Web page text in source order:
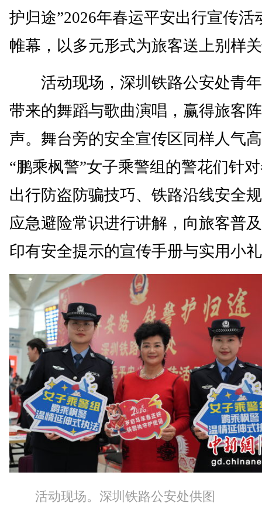
护归途”2026年春运平安出行宣传活
帷幕，以多元形式为旅客送上别样
活动现场，深圳铁路公安处青
带来的舞蹈与歌曲演唱，赢得旅客
声。舞台旁的安全宣传区同样人气
“鹏乘枫警”女子乘警组的警花们针
出行防盗防骗技巧、铁路沿线安全
应急避险常识进行讲解，向旅客普
印有安全提示的宣传手册与实用小
活动现场。深圳铁路公安处供图